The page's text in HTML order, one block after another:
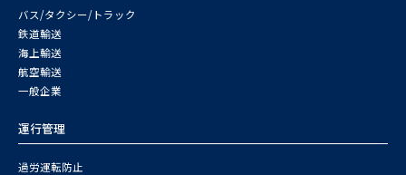
バス/タクシー/トラック
鉄道輸送
海上輸送
航空輸送
一般企業
運行管理
過労運転防止